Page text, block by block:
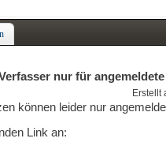
nur für
Erstellt
können leider nur
Link an: